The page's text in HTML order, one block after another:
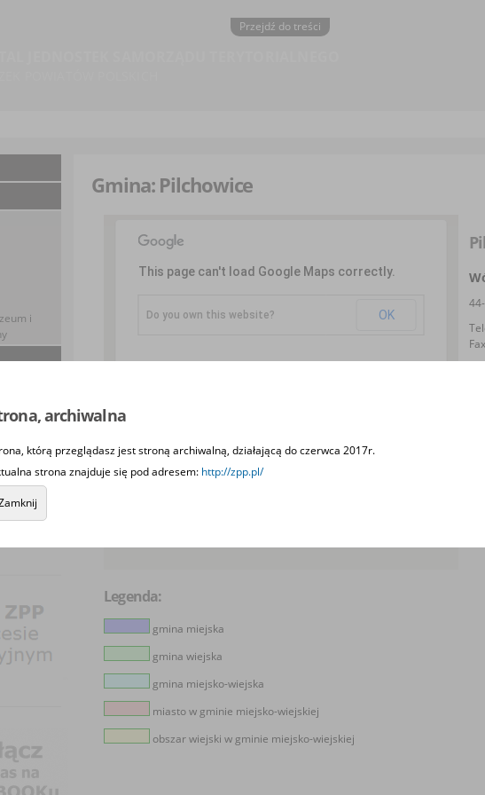
archiwalna
którą przeglądasz jest stroną archiwalną, działającą do czerwca 2017r.
strona znajduje się pod adresem: http://zpp.pl/
Przejdź do treści
i
Gmina: Pilchowice
This page can't load Google Maps correctly.
Do you own this website? OK
Legenda:
gmina miejska
gmina wiejska
gmina miejsko-wiejska
miasto w gminie miejsko-wiejskiej
obszar wiejski w gminie miejsko-wiejskiej